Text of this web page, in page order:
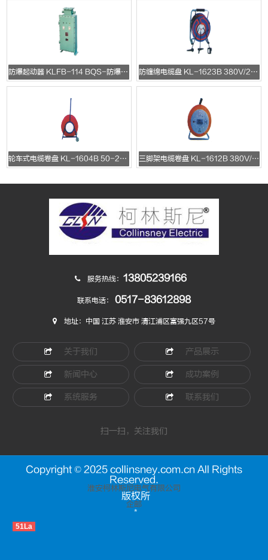
防爆起动器 KLFB-114 BQS-防爆变频器 防缠绵电缆盘 KL-1623B 380V/220V/10A/16A
轮车式电缆卷盘 KL-1604B 50-200m 三脚架电缆卷盘 KL-1612B 380V/220V/10A/16A
服务热线： 13805239166
联系电话： 0517-83612898
地址：中国 江苏 淮安市 清江浦区富强九区57号
关于我们 产品展示
新闻中心 成功案例
系统服务 联系我们
扫一扫，关注我们
Copyright © 2025 collinsney.com.cn All Rights
Reserved.
淮安柯林斯尼电气有限公司
版权所
企邮
*
51La